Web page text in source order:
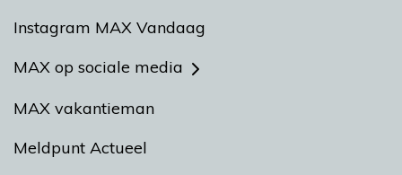
Instagram MAX Vandaag
MAX op sociale media
MAX vakantieman
Meldpunt Actueel